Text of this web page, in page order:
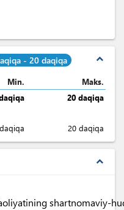
- 20 daqiqa expand_less
Min.
Maks.
20 daqiqa
20 daqiqa
expand_less
shartnomaviy-